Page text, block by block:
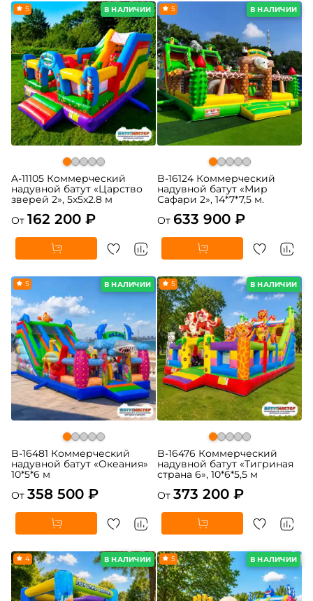
В НАЛИЧИИ
5
A-11105 Коммерческий
надувной батут «Царство
зверей 2», 5x5x2.8 м
От 162 200 ₽
В НАЛИЧИИ
5
B-16124 Коммерческий
надувной батут «Мир
Сафари 2», 14*7*7,5 м.
От 633 900 ₽
В НАЛИЧИИ
5
B-16481 Коммерческий
надувной батут «Океания»
10*5*6 м
От 358 500 ₽
В НАЛИЧИИ
5
B-16476 Коммерческий
надувной батут «Тигриная
страна 6», 10*6*5,5 м
От 373 200 ₽
В НАЛИЧИИ
4 В НАЛИЧИИ
5